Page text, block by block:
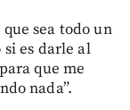
sea todo un
es darle al
que me
nada”.